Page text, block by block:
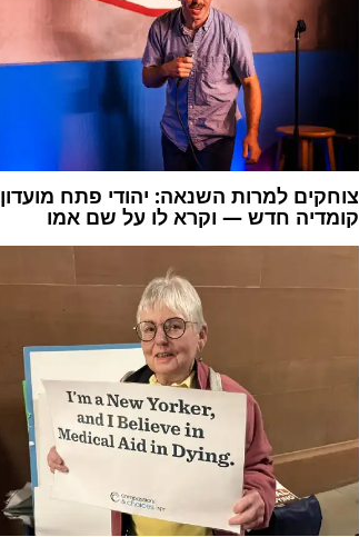
צוחקים למרות השנאה: יהודי פתח מועדון
קומדיה חדש — וקרא לו על שם אמו